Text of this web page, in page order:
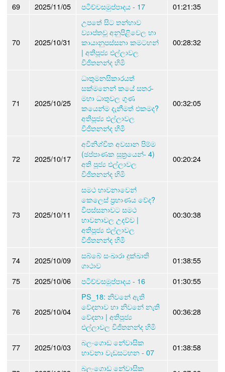
69 2025/11/05 පටිච්චසමුප්පාදය - 17 01:21:35
70 2025/10/31
උපතේ සිට තන්හාව
ව්‍යාප්තවූ අනුපිළිවෙල හා
කායානුපස්සනා කමටහන්
| අතිපූජ්‍ය එල්ලාවල
විජිතනන්ද හිමි
00:28:32
71 2025/10/25
ධාතුමනසිකාරයත්
සක්මනෙන් කයේ සතර-
මහා ධාතුවල ගුණ
කයෙන්ම දැනීමත් එකමද?
අතිපූජ්‍ය එල්ලාවල
විජිතනන්ද හිමි
00:32:05
72 2025/10/17
අවිනිශ්චිත අවසාන පිම්ම
(ඡප්පාණක සූත්‍රයෙන්- 4)
අති පූජ්‍ය එල්ලාවල
විජිතනන්ද හිමි
00:20:24
73 2025/10/11
සමථ භාවනාවෙන්
කෙලෙස් ප්‍රහාණය වේද?
විපස්සනාවට සමථ
භාවනාවල උදව්ව |
අතිපූජ්‍ය එල්ලාවල
විජිතනන්ද හිමි
00:30:38
74 2025/10/09
සබ්බේ සංඛාරා දුක්ඛාති
ගාථාව
01:38:55
75
2025/10/06 පටිච්චසමුප්පාදය - 16 01:30:55
76 2025/10/04
PS_18: නිවනේ ඇති
වේදනාව හා නිවනේ නැති
වේදනා | අතිපූජ්‍ය
එල්ලාවල විජිතනන්ද හිමි
00:36:28
77 2025/10/03
බලංගොඩ නේවාසික
භාවනා වැඩසටහන - 07
01:38:58
බලංගොඩ නේවාසික